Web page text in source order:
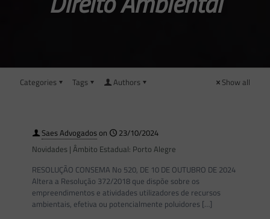
Categories Tags Authors Show all
Saes Advogadoson
23/10/2024
Novidades | Âmbito Estadual: Porto Alegre
RESOLUÇÃO CONSEMA No 520, DE 10 DE OUTUBRO DE 2024
Altera a Resolução 372/2018 que dispõe sobre os
empreendimentos e atividades utilizadores de recursos
ambientais, efetiva ou potencialmente poluidores […]